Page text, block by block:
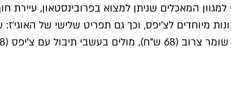
המאכלים שניתן למצוא בפרובינסטאון,